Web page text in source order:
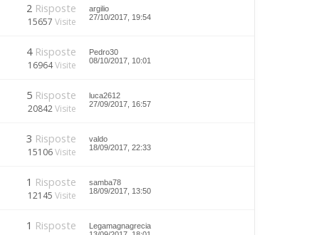
2 Risposte
15657 Visite
argilio
27/10/2017, 19:54
4 Risposte
16964Visite
Pedro30
08/10/2017, 10:01
5 Risposte
20842Visite
luca2612
27/09/2017, 16:57
3 Risposte
15106Visite
valdo
18/09/2017, 22:33
1 Risposte
12145 Visite
samba78
18/09/2017, 13:50
1 Risposte
Legamagnagrecia